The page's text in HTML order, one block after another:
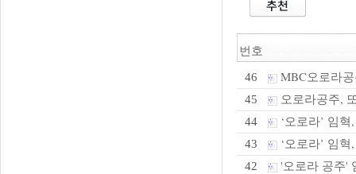
번호
46 MBC오로라
45 오로라공주,
44 ‘오로라’ 임
43 ‘오로라’ 임
42 '오로라 공주'